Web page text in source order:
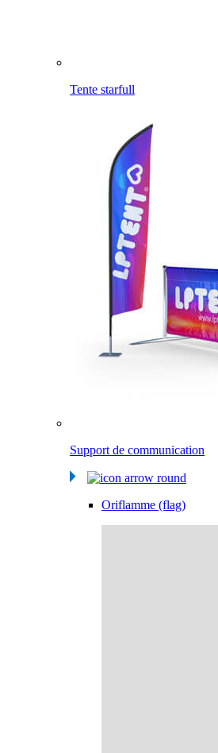
Tente starfull
Support de communication
Oriflamme (flag)